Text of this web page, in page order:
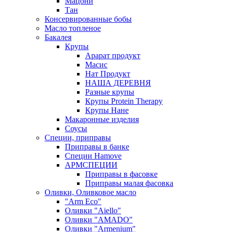
Тан
Консервированные бобы
Масло топленое
Бакалея
Крупы
Арарат продукт
Масис
Нат Продукт
НАША ДЕРЕВНЯ
Разные крупы
Крупы Protein Therapy
Крупы Нане
Макаронные изделия
Соусы
Специи, приправы
Приправы в банке
Специи Hamove
АРМСПЕЦИИ
Приправы в фасовке
Приправы малая фасовка
Оливки, Оливковое масло
"Arm Eco"
Оливки "Aiello"
Оливки "AMADO"
Оливки "Armenium"